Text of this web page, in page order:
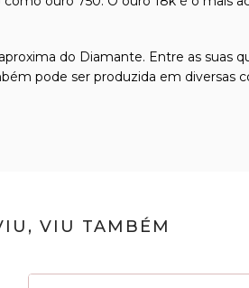
do Diamante. Entre as suas
pode ser produzida em diversas
VIU TAMBÉM